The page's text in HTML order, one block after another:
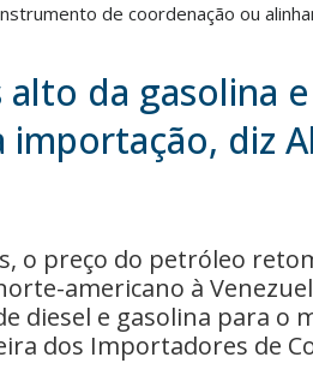
de coordenação ou
da gasolina
importação, diz
o preço do petróleo
americano à
diesel e gasolina para o
dos Importadores de